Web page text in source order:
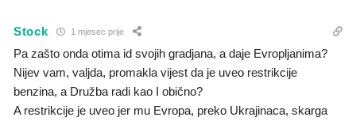
Stock 1 mjesec prije
Pa zašto onda otima id svojih gradjana, a daje Evropljanima?
Nijev vam, valjda, promakla vijest da je uveo restrikcije
benzina, a Družba radi kao I obično?
A restrikcije je uveo jer mu Evropa, preko Ukrajinaca, skarga